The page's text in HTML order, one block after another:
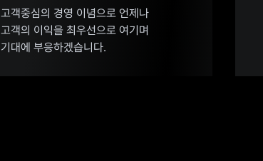
고객중심의 경영 이념으로 언제나
고객의 이익을 최우선으로 여기며
기대에 부응하겠습니다.